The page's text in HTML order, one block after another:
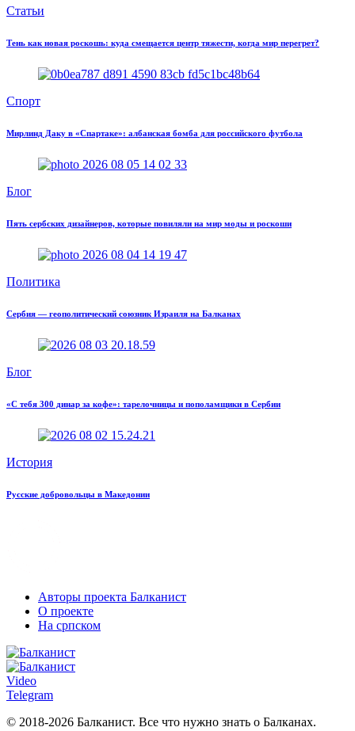
Статьи
Тень как новая роскошь: куда смещается центр тяжести, когда мир перегрет?
Спорт
Мирлинд Даку в «Спартаке»: албанская бомба для российского футбола
Блог
Пять сербских дизайнеров, которые повиляли на мир моды и роскоши
Политика
Сербия — геополитический союзник Израиля на Балканах
Блог
«С тебя 300 динар за кофе»: тарелочницы и пополамщики в Сербии
История
Русские добровольцы в Македонии
Авторы проекта Балканист
О проекте
На српском
Video
Telegram
© 2018-2026 Балканист. Все что нужно знать о Балканах.